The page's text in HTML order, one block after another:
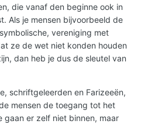
die vanaf den beginne ook in
Als je mensen bijvoorbeeld de
vereniging met
ze de wet niet konden houden
dan heb je dus de sleutel van
schriftgeleerden en Farizeeën,
mensen de toegang tot het
gaan er zelf niet binnen, maar